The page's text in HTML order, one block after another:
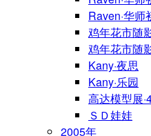
Raven·华师
鸡年花市随
鸡年花市随
Kany·夜思
Kany·乐园
高达模型展
ＳＤ娃娃
2005年